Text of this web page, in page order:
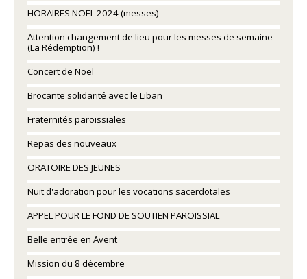
HORAIRES NOEL 2024 (messes)
Attention changement de lieu pour les messes de semaine
(La Rédemption) !
Concert de Noël
Brocante solidarité avec le Liban
Fraternités paroissiales
Repas des nouveaux
ORATOIRE DES JEUNES
Nuit d'adoration pour les vocations sacerdotales
APPEL POUR LE FOND DE SOUTIEN PAROISSIAL
Belle entrée en Avent
Mission du 8 décembre